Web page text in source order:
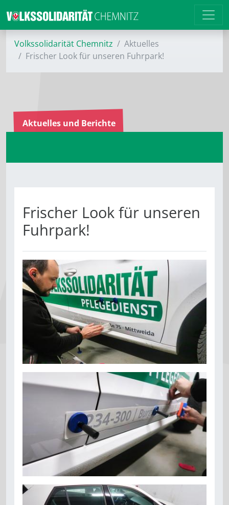
Volkssolidarität Chemnitz
Aktuelles
Frischer Look für unseren Fuhrpark!
Aktuelles und Berichte
Frischer Look für unseren
Fuhrpark!